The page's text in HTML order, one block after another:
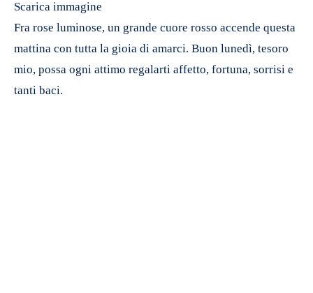
Scarica immagine
Fra rose luminose, un grande cuore rosso accende questa
mattina con tutta la gioia di amarci. Buon lunedì, tesoro
mio, possa ogni attimo regalarti affetto, fortuna, sorrisi e
tanti baci.